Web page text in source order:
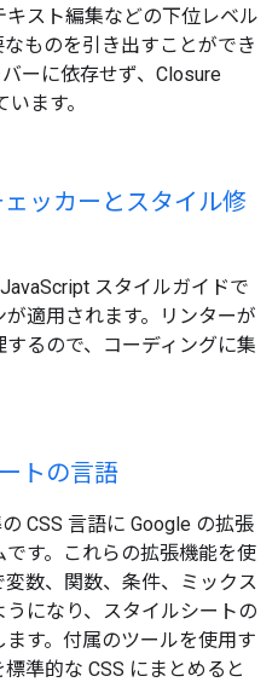
スト編集などの下位レベル
ものを引き出すことができ
ーに依存せず、Closure
ます。
ッカーとスタイル修
スタイルガイドで
適用されます。リンターが
るので、コーディングに集
トの言語
CSS 言語に Google の拡張
す。これらの拡張機能を使
数、関数、条件、ミックス
になり、スタイルシートの
す。付属のツールを使用す
準的な CSS にまとめると